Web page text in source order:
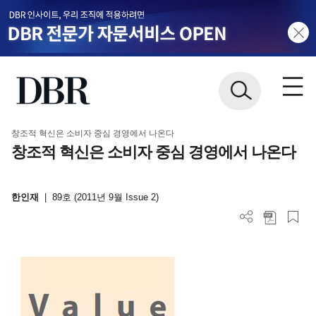
창조적 혁신은 소비자 중심 경영에서 나온다
창조적 혁신은 소비자 중심 경영에서 나온다
한인재 89호 (2011년 9월 Issue 2)